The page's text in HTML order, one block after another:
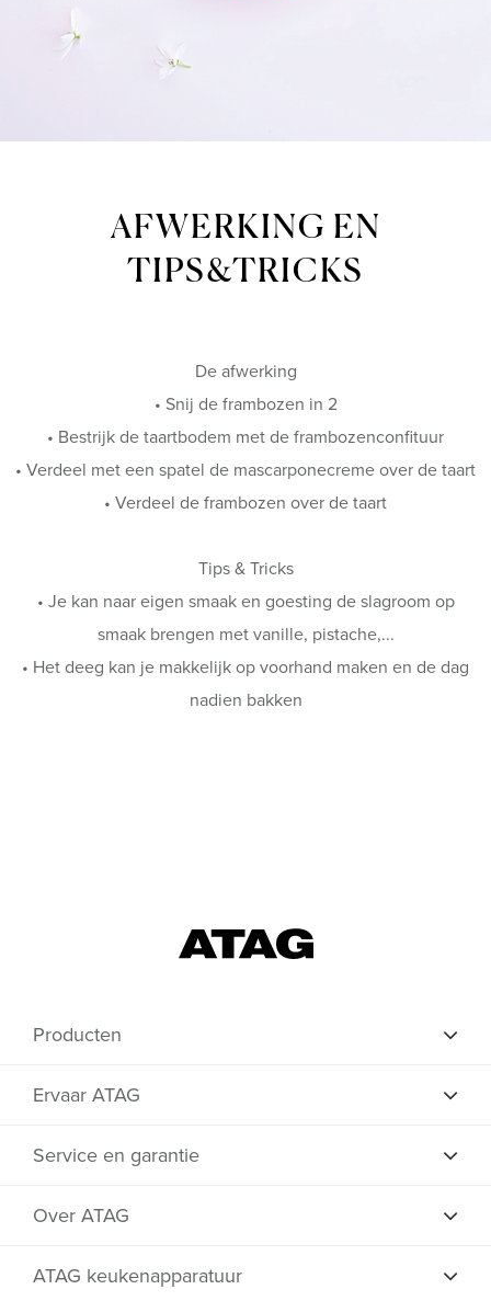
AFWERKING EN
TIPS&TRICKS
De afwerking
• Snij de frambozen in 2
• Bestrijk de taartbodem met de frambozenconfituur
• Verdeel met een spatel de mascarponecreme over de taart
• Verdeel de frambozen over de taart
Tips & Tricks
• Je kan naar eigen smaak en goesting de slagroom op
smaak brengen met vanille, pistache,...
• Het deeg kan je makkelijk op voorhand maken en de dag
nadien bakken
Producten
Ervaar ATAG
Service en garantie
Over ATAG
ATAG keukenapparatuur